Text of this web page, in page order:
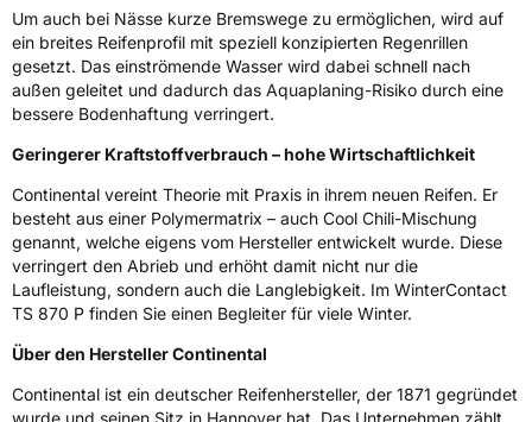
EPREL ID 659199
Allgemeine Produktsicherheit (GPSR)
Continental-Plaza 1 30173 Hannover
customerservice_tires@conti.de
Um auch bei Nässe kurze Bremswege zu ermöglichen, wird auf
ein breites Reifenprofil mit speziell konzipierten Regenrillen
gesetzt. Das einströmende Wasser wird dabei schnell nach
außen geleitet und dadurch das Aquaplaning-Risiko durch eine
bessere Bodenhaftung verringert.
Geringerer Kraftstoffverbrauch – hohe Wirtschaftlichkeit
Continental vereint Theorie mit Praxis in ihrem neuen Reifen. Er
besteht aus einer Polymermatrix – auch Cool Chili-Mischung
genannt, welche eigens vom Hersteller entwickelt wurde. Diese
verringert den Abrieb und erhöht damit nicht nur die
Laufleistung, sondern auch die Langlebigkeit. Im WinterContact
TS 870 P finden Sie einen Begleiter für viele Winter.
Über den Hersteller Continental
Continental ist ein deutscher Reifenhersteller, der 1871 gegründet
wurde und seinen Sitz in Hannover hat. Das Unternehmen zählt